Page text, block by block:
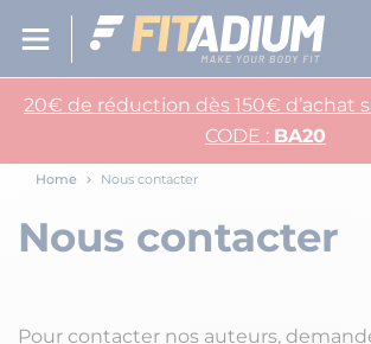
20€ de réduction dès 150€ d’achat
CODE : BA20
Home Nous contacter
Nous contacter
Pour contacter nos auteurs,